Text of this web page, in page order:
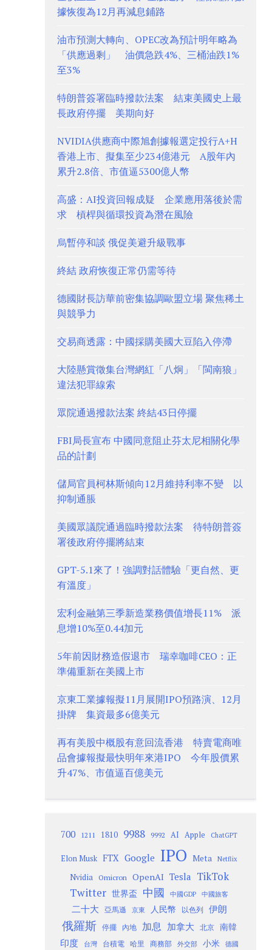
據恢復為12月再減息鋪路
油市預測大轉向、OPEC改為預計明年略為
「供應過剩」 油價急跌4%、三桶油跌1%
至3%
特朗普簽署臨時撥款法案 結束美國史上最
長政府停擺 美期向好
NVIDIA供應商中際旭創據報選定投行A+H
香港上市、擬集至少234億港元 A股年內
累升2.8倍、市值逼5300億人幣
高盛：AI投資回報成疑 企業應用落後於需
求 槓桿與循環投資為潛在風險
烏暫停和談 俄促美避升級戰事
終結 政府恢復正常仍需等待
德國財長訪華前密集協調歐盟立場 聚焦稀土
與競爭力
交易商透露：中國採購美國大豆陷入停滯
大陸懸賞徵集台灣網紅「八炯」「閩南狼」
違法犯罪線索
眾院通過撥款法案 終結43日停擺
FBI局長宣布 中國同意阻止芬太尼相關化學
品的計劃
儲局官員柯林斯傾向12月維持利率不變 以
抑制通脹
美國眾議院通過臨時撥款法案 待特朗普簽
署後政府停擺將結束
GPT-5.1來了！強調對話體驗「更自然、更
有溫度」
宏利金融第三季新造業務價值增長11% 派
息增10%至0.44加元
5年前因財務造假退市 瑞幸咖啡CEO：正
準備重新在美國上市
京東工業據報擬11月展開IPO預路演、12月
掛牌 集資最多6億美元
再有美股中概股有意回流香港 特賣電商唯
品會據報擬最快明年來港IPO 今年股價累
升47%、市值逼百億美元
700 1211 1810 9988 9992 AI Apple ChatGPT
Elon Musk FTX Google IPO Meta Netflix
Nvidia Omicron OpenAI Tesla TikTok
Twitter 世界盃 中國 中國GDP 中國旅客
二十大 亞馬遜 京東 人民幣 以色列 伊朗
俄羅斯 停擺 內地 加息 加拿大 北京
南韓
印度
台灣 台積電 哈里 商務部 外交部 小米 德國